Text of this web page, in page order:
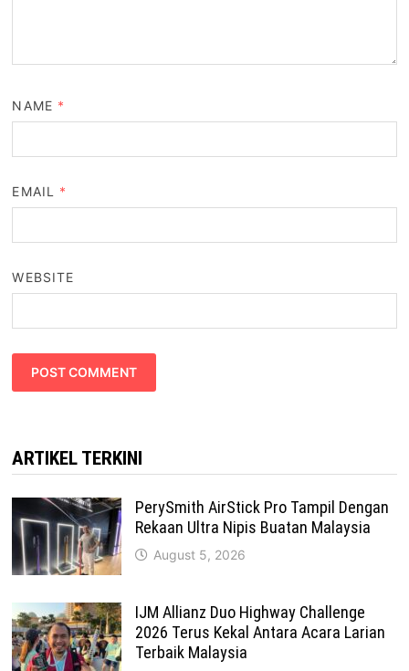
NAME *
EMAIL *
WEBSITE
ARTIKEL TERKINI
PerySmith AirStick Pro Tampil Dengan
Rekaan Ultra Nipis Buatan Malaysia
August 5, 2026
IJM Allianz Duo Highway Challenge
2026 Terus Kekal Antara Acara Larian
Terbaik Malaysia